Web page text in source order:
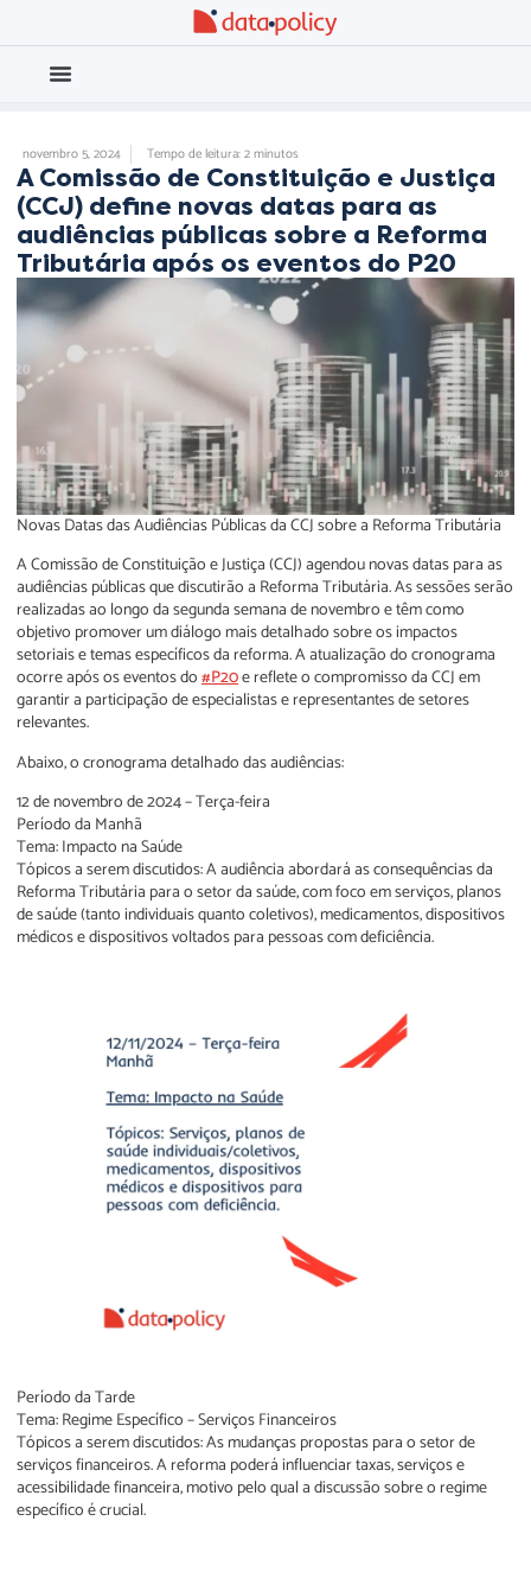
novembro 5, 2024 Tempo de leitura: 2 minutos
A Comissão de Constituição e Justiça
(CCJ) define novas datas para as
audiências públicas sobre a Reforma
Tributária após os eventos do P20
Novas Datas das Audiências Públicas da CCJ sobre a Reforma Tributária
A Comissão de Constituição e Justiça (CCJ) agendou novas datas para as
audiências públicas que discutirão a Reforma Tributária. As sessões serão
realizadas ao longo da segunda semana de novembro e têm como
objetivo promover um diálogo mais detalhado sobre os impactos
setoriais e temas específicos da reforma. A atualização do cronograma
ocorre após os eventos do#P20e reflete o compromisso da CCJ em
garantir a participação de especialistas e representantes de setores
relevantes.
Abaixo, o cronograma detalhado das audiências:
12 de novembro de 2024 – Terça-feira
Período da Manhã
Tema: Impacto na Saúde
Tópicos a serem discutidos: A audiência abordará as consequências da
Reforma Tributária para o setor da saúde, com foco em serviços, planos
de saúde (tanto individuais quanto coletivos), medicamentos, dispositivos
médicos e dispositivos voltados para pessoas com deficiência.
Período da Tarde
Tema: Regime Específico – Serviços Financeiros
Tópicos a serem discutidos: As mudanças propostas para o setor de
serviços financeiros. A reforma poderá influenciar taxas, serviços e
acessibilidade financeira, motivo pelo qual a discussão sobre o regime
específico é crucial.